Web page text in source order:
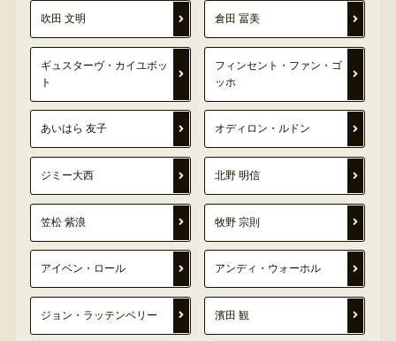
吹田 文明 倉田 冨美
ギュスターヴ・カイユボッ
ト
フィンセント・ファン・ゴ
ッホ
あいはら 友子 オディロン・ルドン
ジミー大西 北野 明信
笠松 紫浪 牧野 宗則
アイベン・ロール アンディ・ウォーホル
ジョン・ラッテンベリー 濱田 観